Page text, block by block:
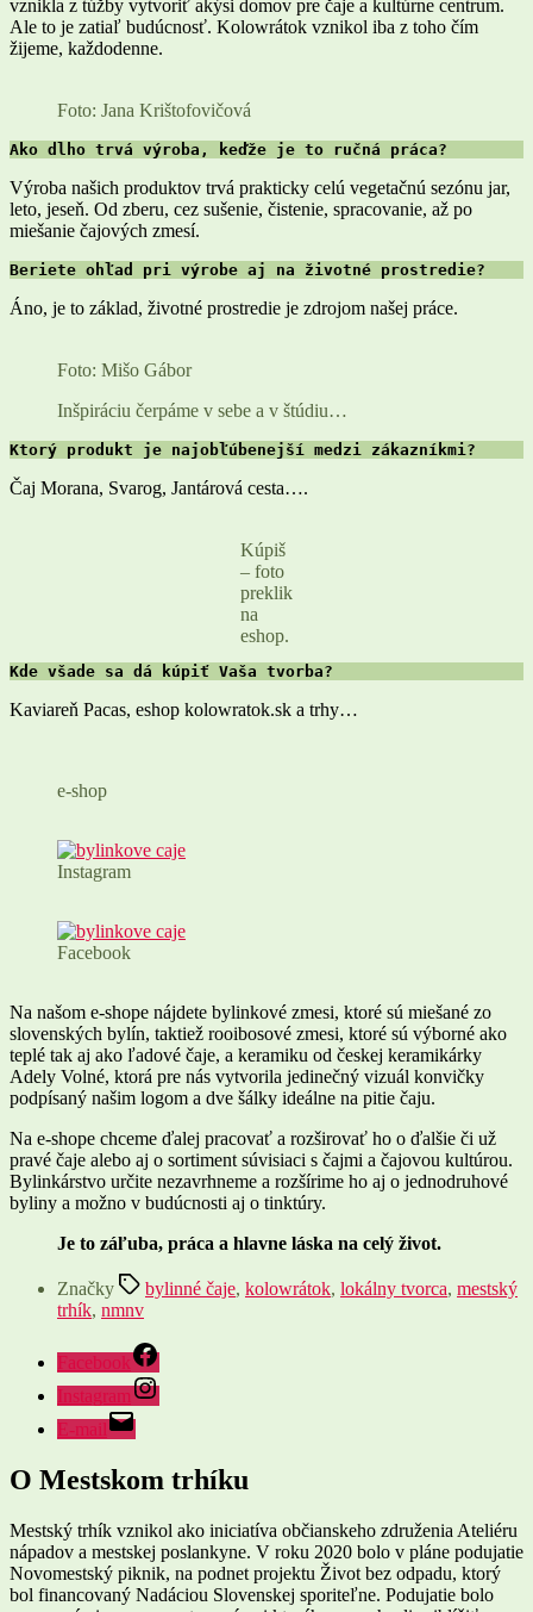
vznikla z túžby vytvoriť akýsi domov pre čaje a kultúrne centrum.
Ale to je zatiaľ budúcnosť. Kolowrátok vznikol iba z toho čím
žijeme, každodenne.
Foto: Jana Krištofovičová
Ako dlho trvá výroba, keďže je to ručná práca?
Výroba našich produktov trvá prakticky celú vegetačnú sezónu jar,
leto, jeseň. Od zberu, cez sušenie, čistenie, spracovanie, až po
miešanie čajových zmesí.
Beriete ohľad pri výrobe aj na životné prostredie?
Áno, je to základ, životné prostredie je zdrojom našej práce.
Foto: Mišo Gábor
Inšpiráciu čerpáme v sebe a v štúdiu…
Ktorý produkt je najobľúbenejší medzi zákazníkmi?
Čaj Morana, Svarog, Jantárová cesta….
Kúpiš
– foto
preklik
na
eshop.
Kde všade sa dá kúpiť Vaša tvorba?
Kaviareň Pacas, eshop kolowratok.sk a trhy…
e-shop
Instagram
Facebook
Na našom e-shope nájdete bylinkové zmesi, ktoré sú miešané zo
slovenských bylín, taktiež rooibosové zmesi, ktoré sú výborné ako
teplé tak aj ako ľadové čaje, a keramiku od českej keramikárky
Adely Volné, ktorá pre nás vytvorila jedinečný vizuál konvičky
podpísaný našim logom a dve šálky ideálne na pitie čaju.
Na e-shope chceme ďalej pracovať a rozširovať ho o ďalšie či už
pravé čaje alebo aj o sortiment súvisiaci s čajmi a čajovou kultúrou.
Bylinkárstvo určite nezavrhneme a rozšírime ho aj o jednodruhové
byliny a možno v budúcnosti aj o tinktúry.
Je to záľuba, práca a hlavne láska na celý život.
Značky bylinné čaje, kolowrátok, lokálny tvorca, mestský
trhík, nmnv
Facebook
Instagram
E-mail
O Mestskom trhíku
Mestský trhík vznikol ako iniciatíva občianskeho združenia Ateliéru
nápadov a mestskej poslankyne. V roku 2020 bolo v pláne podujatie
Novomestský piknik, na podnet projektu Život bez odpadu, ktorý
bol financovaný Nadáciou Slovenskej sporiteľne. Podujatie bolo